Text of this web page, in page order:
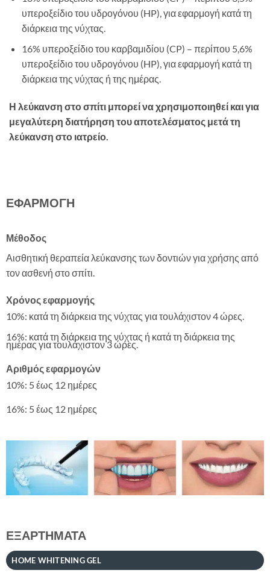
υπεροξείδιο του υδρογόνου (HP), για εφαρμογή κατά τη
διάρκεια της νύχτας.
16% υπεροξείδιο του καρβαμιδίου (CP) – περίπου 5,6%
υπεροξείδιο του υδρογόνου (HP), για εφαρμογή κατά τη
διάρκεια της νύχτας ή της ημέρας.
Η λεύκανση στο σπίτι μπορεί να χρησιμοποιηθεί και για
μεγαλύτερη διατήρηση του αποτελέσματος μετά τη
λεύκανση στο ιατρείο.
ΕΦΑΡΜΟΓΗ
Μέθοδος
Αισθητική θεραπεία λεύκανσης των δοντιών για χρήσης από
τον ασθενή στο σπίτι.
Χρόνος εφαρμογής
10%: κατά τη διάρκεια της νύχτας για τουλάχιστον 4 ώρες.
16%: κατά τη διάρκεια της νύχτας ή κατά τη διάρκεια της
ημέρας για τουλάχιστον 3 ώρες.
Αριθμός εφαρμογών
10%: 5 έως 12 ημέρες
16%: 5 έως 12 ημέρες
ΕΞΑΡΤΗΜΑΤΑ
HOME WHITENING GEL